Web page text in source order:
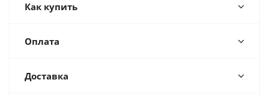
Как купить
Оплата
Доставка